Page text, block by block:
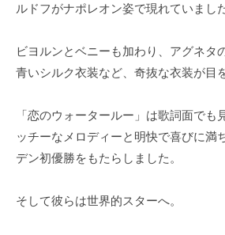
ルドフがナポレオン姿で現れていました
ビヨルンとベニーも加わり、アグネタ
青いシルク衣装など、奇抜な衣装が目
「恋のウォータールー」は歌詞面でも
ッチーなメロディーと明快で喜びに満
デン初優勝をもたらしました。
そして彼らは世界的スターへ。